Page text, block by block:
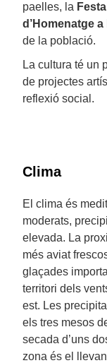
paelles, la
d’Homenatge a
de la població.
La cultura té un
de projectes
reflexió social.
Clima
El clima és
moderats,
elevada. La
més aviat
glaçades
territori dels
est. Les
els tres mesos
secada d’uns
zona és el